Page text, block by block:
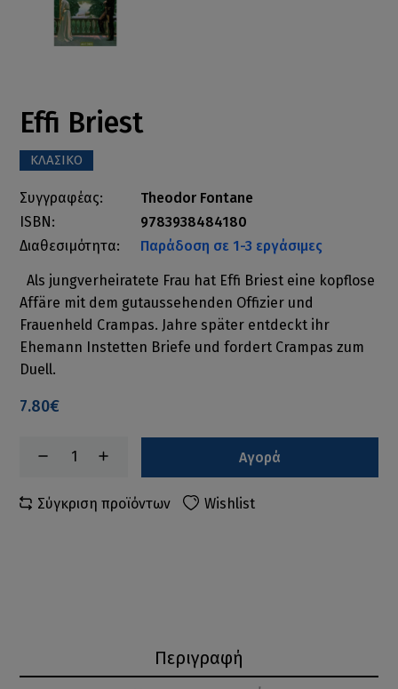
Effi Briest
ΚΛΑΣΙΚΟ
Συγγραφέας:
Theodor Fontane
ISBN:
9783938484180
Διαθεσιμότητα:
Παράδοση σε 1-3 εργάσιμες
Als jungverheiratete Frau hat Effi Briest eine kopflose
Affäre mit dem gutaussehenden Offizier und
Frauenheld Crampas. Jahre später entdeckt ihr
Ehemann Instetten Briefe und fordert Crampas zum
Duell.
7.80€
Αγορά
Σύγκριση προϊόντων Wishlist
Περιγραφή